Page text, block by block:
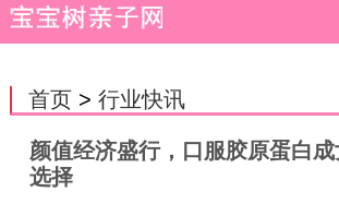
首页> 行业快讯
颜值经济盛行，口服胶原蛋白
选择